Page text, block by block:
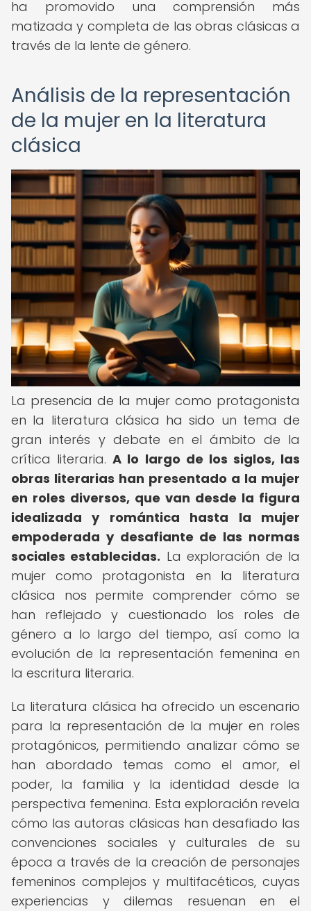
ha promovido una comprensión más
matizada y completa de las obras clásicas a
través de la lente de género.
Análisis de la representación
de la mujer en la literatura
clásica
La presencia de la mujer como protagonista
en la literatura clásica ha sido un tema de
gran interés y debate en el ámbito de la
crítica literaria.A lo largo de los siglos, las
obras literarias han presentado a la mujer
en roles diversos, que van desde la figura
idealizada y romántica hasta la mujer
empoderada y desafiante de las normas
sociales establecidas. La exploración de la
mujer como protagonista en la literatura
clásica nos permite comprender cómo se
han reflejado y cuestionado los roles de
género a lo largo del tiempo, así como la
evolución de la representación femenina en
la escritura literaria.
La literatura clásica ha ofrecido un escenario
para la representación de la mujer en roles
protagónicos, permitiendo analizar cómo se
han abordado temas como el amor, el
poder, la familia y la identidad desde la
perspectiva femenina. Esta exploración revela
cómo las autoras clásicas han desafiado las
convenciones sociales y culturales de su
época a través de la creación de personajes
femeninos complejos y multifacéticos, cuyas
experiencias y dilemas resuenan en el